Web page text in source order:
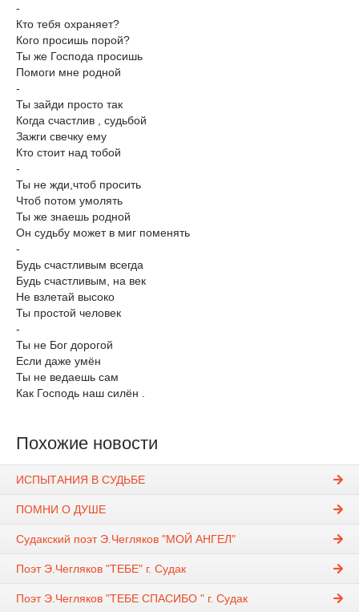
-
Кто тебя охраняет?
Кого просишь порой?
Ты же Господа просишь
Помоги мне родной
-
Ты зайди просто так
Когда счастлив , судьбой
Зажги свечку ему
Кто стоит над тобой
-
Ты не жди,чтоб просить
Чтоб потом умолять
Ты же знаешь родной
Он судьбу может в миг поменять
-
Будь счастливым всегда
Будь счастливым, на век
Не взлетай высоко
Ты простой человек
-
Ты не Бог дорогой
Если даже умён
Ты не ведаешь сам
Как Господь наш силён .
Похожие новости
ИСПЫТАНИЯ В СУДЬБЕ
ПОМНИ О ДУШЕ
Судакский поэт Э.Чегляков "МОЙ АНГЕЛ"
Поэт Э.Чегляков "ТЕБЕ" г. Судак
Поэт Э.Чегляков "ТЕБЕ СПАСИБО " г. Судак